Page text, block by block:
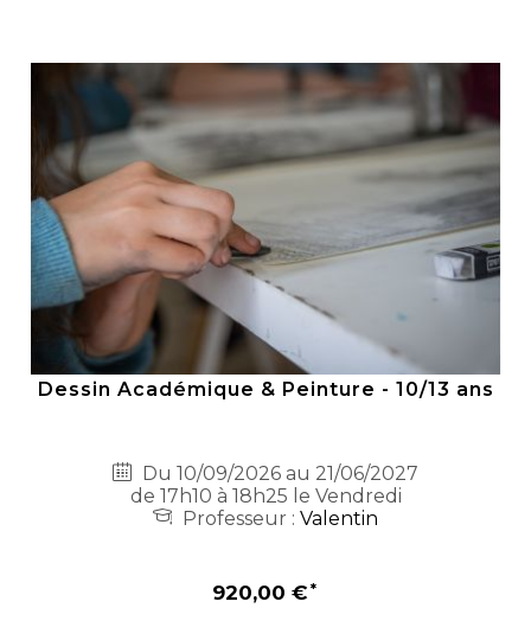
Dessin Académique & Peinture - 10/13 ans
Du 10/09/2026 au 21/06/2027
de 17h10 à 18h25 le Vendredi
Professeur : Valentin
920,00 €